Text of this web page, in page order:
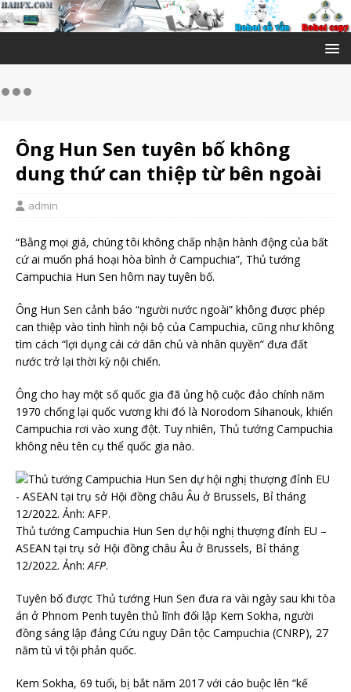
Ông Hun Sen tuyên bố không
dung thứ can thiệp từ bên ngoài
admin
“Bằng mọi giá, chúng tôi không chấp nhận hành động của bất
cứ ai muốn phá hoại hòa bình ở Campuchia”, Thủ tướng
Campuchia Hun Sen hôm nay tuyên bố.
Ông Hun Sen cảnh báo “người nước ngoài” không được phép
can thiệp vào tình hình nội bộ của Campuchia, cũng như không
tìm cách “lợi dụng cái cớ dân chủ và nhân quyền” đưa đất
nước trở lại thời kỳ nội chiến.
Ông cho hay một số quốc gia đã ủng hộ cuộc đảo chính năm
1970 chống lại quốc vương khi đó là Norodom Sihanouk, khiến
Campuchia rơi vào xung đột. Tuy nhiên, Thủ tướng Campuchia
không nêu tên cụ thể quốc gia nào.
Thủ tướng Campuchia Hun Sen dự hội nghị thượng đỉnh EU –
ASEAN tại trụ sở Hội đồng châu Âu ở Brussels, Bỉ tháng
12/2022. Ảnh:AFP.
Tuyên bố được Thủ tướng Hun Sen đưa ra vài ngày sau khi tòa
án ở Phnom Penh tuyên thủ lĩnh đối lập Kem Sokha, người
đồng sáng lập đảng Cứu nguy Dân tộc Campuchia (CNRP), 27
năm tù vì tội phản quốc.
Kem Sokha, 69 tuổi, bị bắt năm 2017 với cáo buộc lên “kế